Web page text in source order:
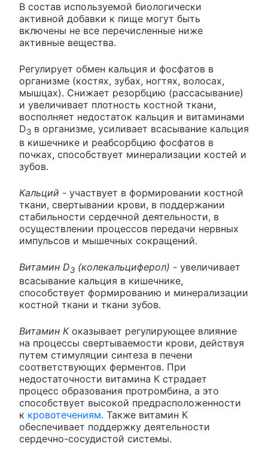
В состав используемой биологически
активной добавки к пище могут быть
включены не все перечисленные ниже
активные вещества.
Регулирует обмен кальция и фосфатов в
организме (костях, зубах, ногтях, волосах,
мышцах). Снижает резорбцию (рассасывание)
и увеличивает плотность костной ткани,
восполняет недостаток кальция и витаминами
D3 в организме, усиливает всасывание кальция
в кишечнике и реабсорбцию фосфатов в
почках, способствует минерализации костей и
зубов.
Кальций - участвует в формировании костной
ткани, свертывании крови, в поддержании
стабильности сердечной деятельности, в
осуществлении процессов передачи нервных
импульсов и мышечных сокращений.
Витамин D3 (колекальциферол) - увеличивает
всасывание кальция в кишечнике,
способствует формированию и минерализации
костной ткани и ткани зубов.
Витамин К оказывает регулирующее влияние
на процессы свертываемости крови, действуя
путем стимуляции синтеза в печени
соответствующих ферментов. При
недостаточности витамина К страдает
процесс образования протромбина, а это
способствует высокой предрасположенности
к кровотечениям. Также витамин К
обеспечивает поддержку деятельности
сердечно-сосудистой системы.